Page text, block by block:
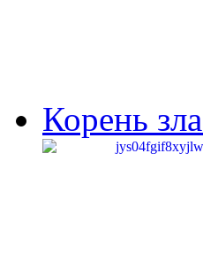
Корень